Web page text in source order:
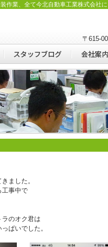
作業、全て今北自動車工業株式会社
〒615-
ました。
工事中で
のオク君は
ぱいでした。